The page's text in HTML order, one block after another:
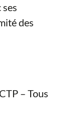
des
– Tous